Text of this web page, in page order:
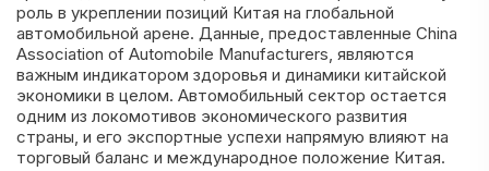
роль в укреплении позиций Китая на глобальной
автомобильной арене. Данные, предоставленные China
Association of Automobile Manufacturers, являются
важным индикатором здоровья и динамики китайской
экономики в целом. Автомобильный сектор остается
одним из локомотивов экономического развития
страны, и его экспортные успехи напрямую влияют на
торговый баланс и международное положение Китая.